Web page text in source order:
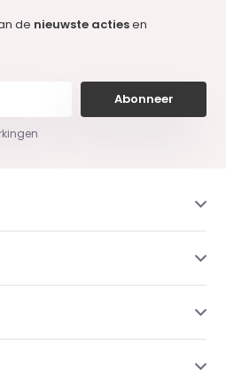
de nieuwste actiesen
Abonneer